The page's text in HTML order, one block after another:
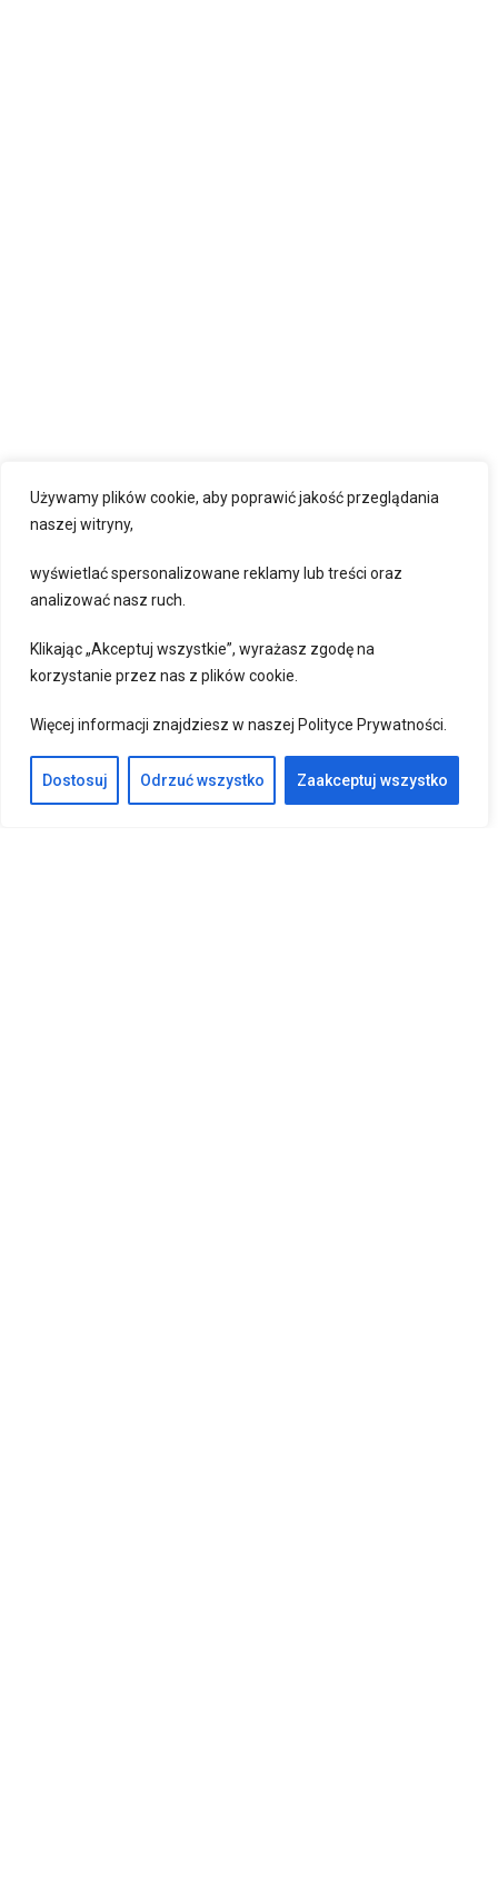
Używamy plików cookie, aby poprawić jakość przeglądania
naszej witryny,
wyświetlać spersonalizowane reklamy lub treści oraz
analizować nasz ruch.
Klikając „Akceptuj wszystkie”, wyrażasz zgodę na
korzystanie przez nas z plików cookie.
Więcej informacji znajdziesz w naszej Polityce Prywatności.
Dostosuj Odrzuć wszystko Zaakceptuj wszystko